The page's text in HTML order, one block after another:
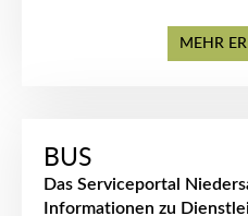
MEHR
BUS
Das Serviceportal
Informationen zu